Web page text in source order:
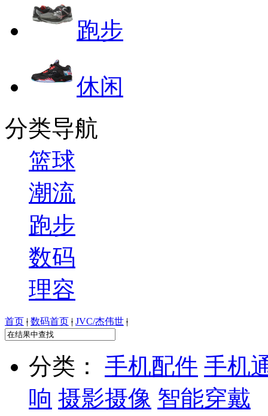
跑步
休闲
分类导航
篮球
潮流
跑步
数码
理容
首页 | 数码首页 | JVC/杰伟世 |
分类： 手机配件 手机
响 摄影摄像 智能穿戴